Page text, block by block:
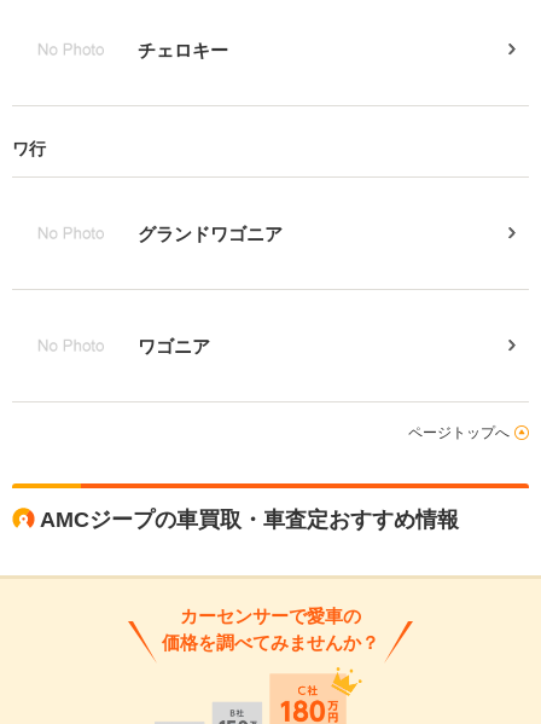
チェロキー
ワ行
グランドワゴニア
ワゴニア
ページトップへ
AMCジープの車買取・車査定おすすめ情報
カーセンサーで愛車の
価格を調べてみませんか？